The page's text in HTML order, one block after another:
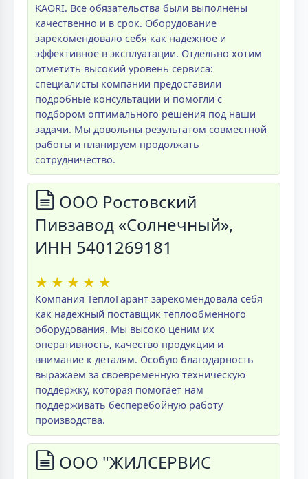
KAORI. Все обязательства были выполнены
качественно и в срок. Оборудование
зарекомендовало себя как надежное и
эффективное в эксплуатации. Отдельно хотим
отметить высокий уровень сервиса:
специалисты компании предоставили
подробные консультации и помогли с
подбором оптимального решения под наши
задачи. Мы довольны результатом совместной
работы и планируем продолжать
сотрудничество.
ООО Ростовский
Пивзавод «Солнечный»,
ИНН 5401269181
★ ★ ★ ★ ★
Компания ТеплоГарант зарекомендовала себя
как надежный поставщик теплообменного
оборудования. Мы высоко ценим их
оперативность, качество продукции и
внимание к деталям. Особую благодарность
выражаем за своевременную техническую
поддержку, которая помогает нам
поддерживать бесперебойную работу
производства.
ООО "ЖИЛСЕРВИС